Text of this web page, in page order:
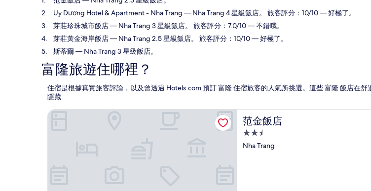
Uy Dương Hotel & Apartment - Nha Trang — Nha Trang 4 星級飯店。 旅客評分：10/10 — 好極了。
芽莊珍珠城市飯店— Nha Trang 3 星級飯店。 旅客評分：7.0/10 — 不錯哦。
芽莊黃金海岸飯店— Nha Trang 2.5 星級飯店。 旅客評分：10/10 — 好極了。
斯蒂爾— Nha Trang 3 星級飯店。
富隆旅遊住哪裡？
住宿是根據真實旅客評論，以及曾透過 Hotels.com 預訂 富隆 住宿旅客的人氣所挑選。這些 富隆 飯店在
隱藏
范金飯店
范金飯店
2.5
星
Nha Trang
范金飯店